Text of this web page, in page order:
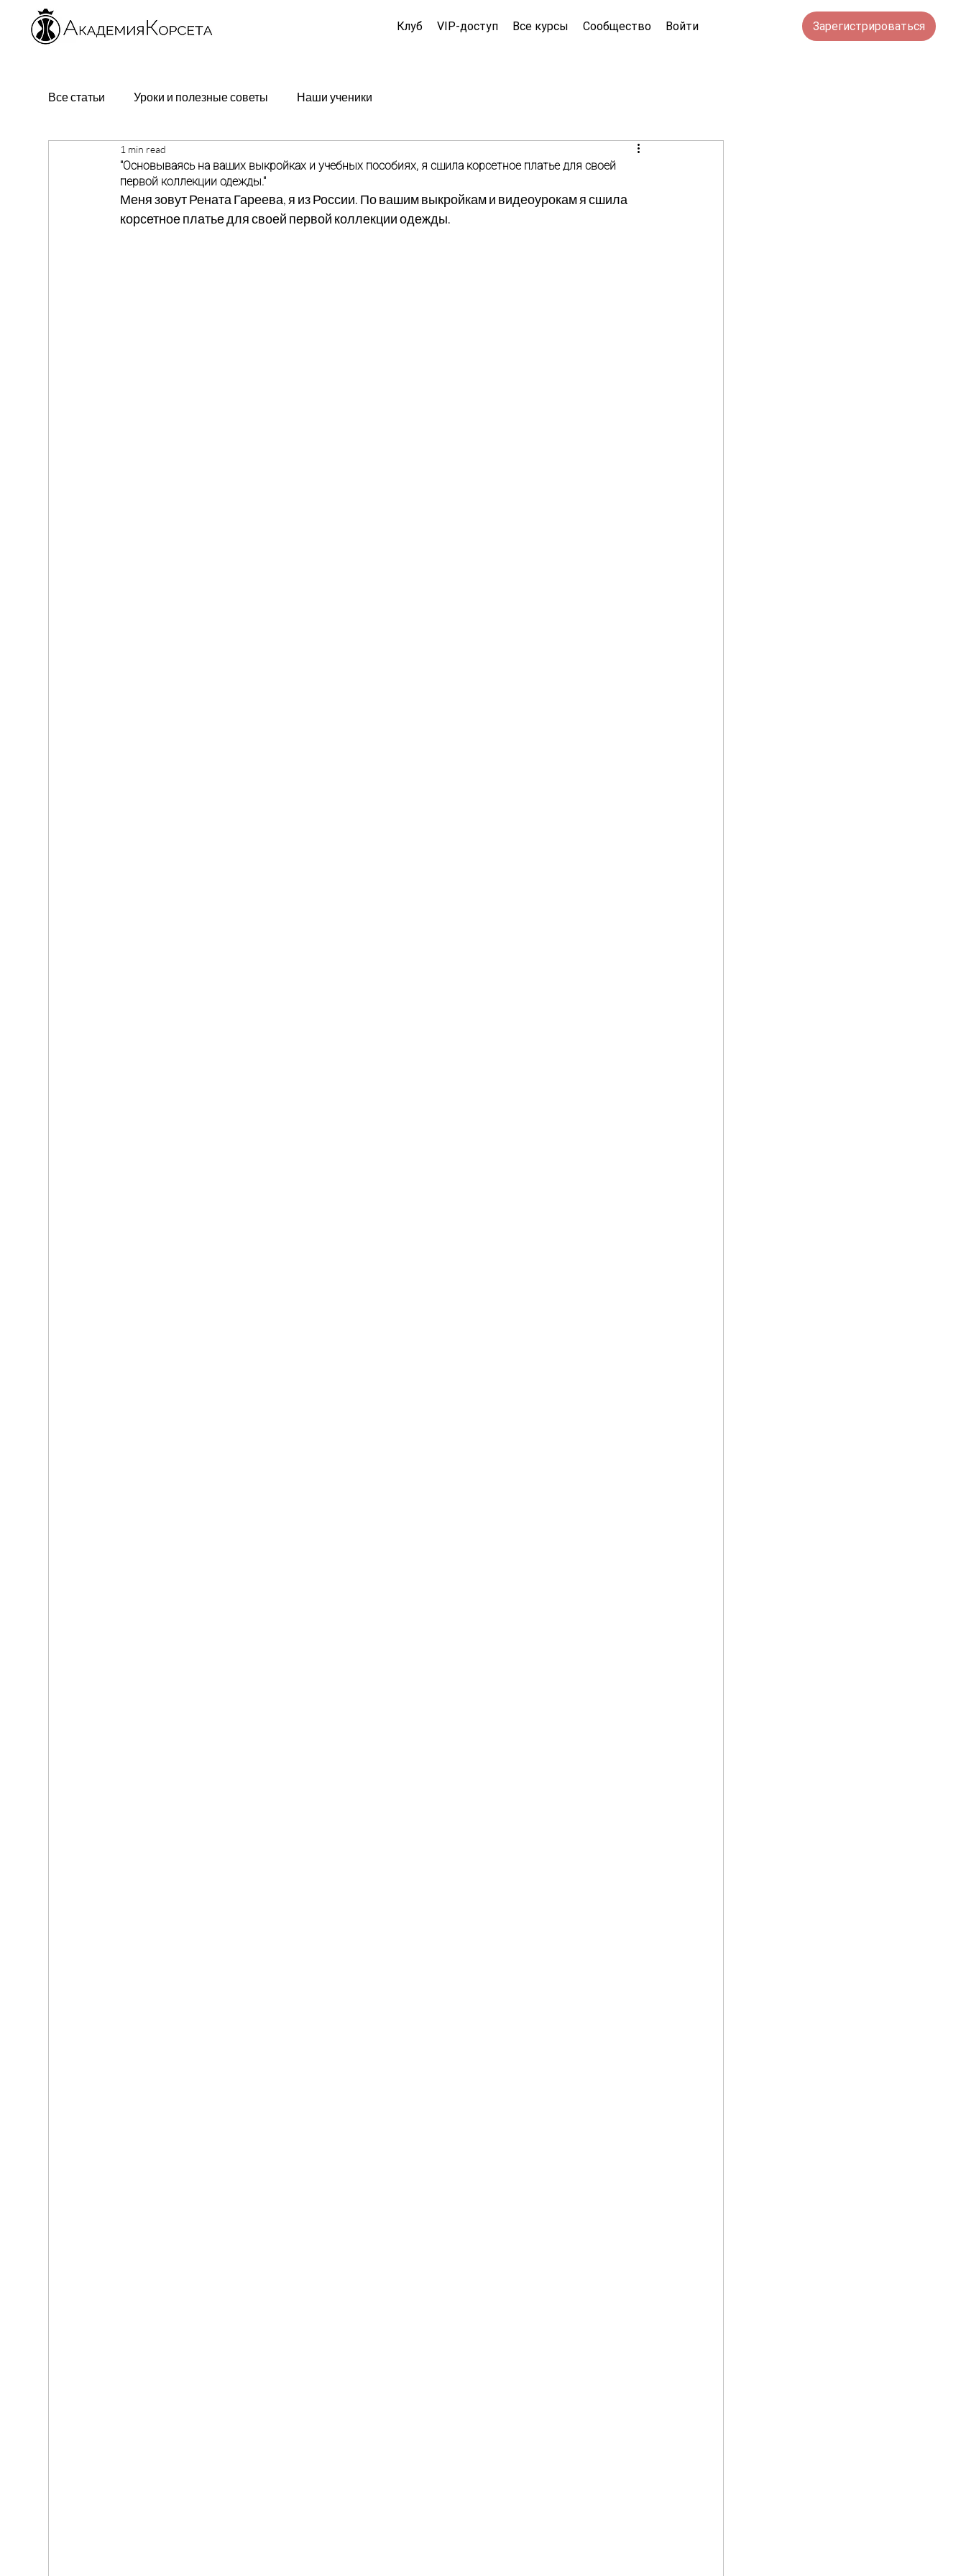
Клуб VIP-доступ Все курсы Сообщество Войти Зарегистрироваться
Все статьи Уроки и полезные советы Наши ученики
"Основываясь на ваших выкройках и учебных пособиях, я сшила корсетное платье для своей
первой коллекции одежды."
1 min read
Меня зовут Рената Гареева, я из России. По вашим выкройкам и видеоурокам я сшила
корсетное платье для своей первой коллекции одежды.